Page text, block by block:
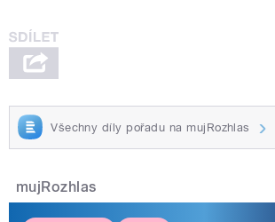
Všechny díly pořadu na mujRozhlas
mujRozhlas